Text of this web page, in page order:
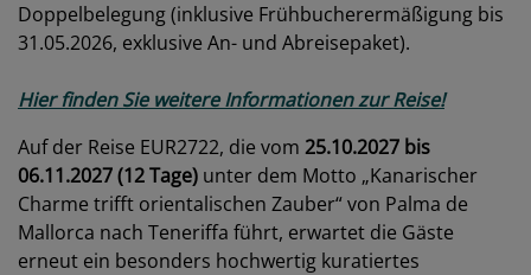
Doppelbelegung (inklusive Frühbucherermäßigung bis
31.05.2026, exklusive An- und Abreisepaket).
Hier finden Sie weitere Informationen zur Reise!
Auf der Reise EUR2722, die vom 25.10.2027 bis
06.11.2027 (12 Tage) unter dem Motto „Kanarischer
Charme trifft orientalischen Zauber“ von Palma de
Mallorca nach Teneriffa führt, erwartet die Gäste
erneut ein besonders hochwertig kuratiertes